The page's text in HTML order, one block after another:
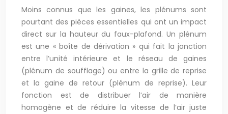
Moins connus que les gaines, les plénums sont
pourtant des pièces essentielles qui ont un impact
direct sur la hauteur du faux-plafond. Un plénum
est une « boîte de dérivation » qui fait la jonction
entre l’unité intérieure et le réseau de gaines
(plénum de soufflage) ou entre la grille de reprise
et la gaine de retour (plénum de reprise). Leur
fonction est de distribuer l’air de manière
homogène et de réduire la vitesse de l’air juste